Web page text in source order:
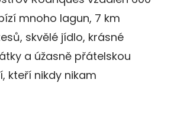
mnoho lagun, 7 km
skvělé jídlo, krásné
a úžasně přátelskou
kteří nikdy nikam